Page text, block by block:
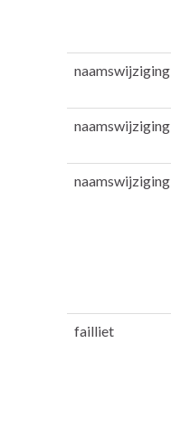
naamswijziging
naamswijziging
naamswijziging
failliet